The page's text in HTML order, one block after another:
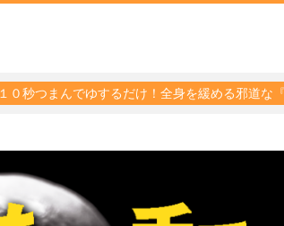
１０秒つまんでゆするだけ！全身を緩める邪道な